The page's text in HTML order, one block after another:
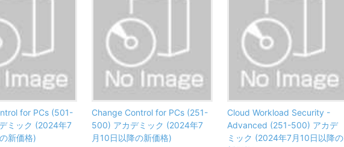
for PCs (501-
ミック (2024年7
新価格)
Change Control for PCs (251-
500) アカデミック (2024年7
月10日以降の新価格)
Cloud Workload Security -
Advanced (251-500) アカデ
ミック (2024年7月10日以降の